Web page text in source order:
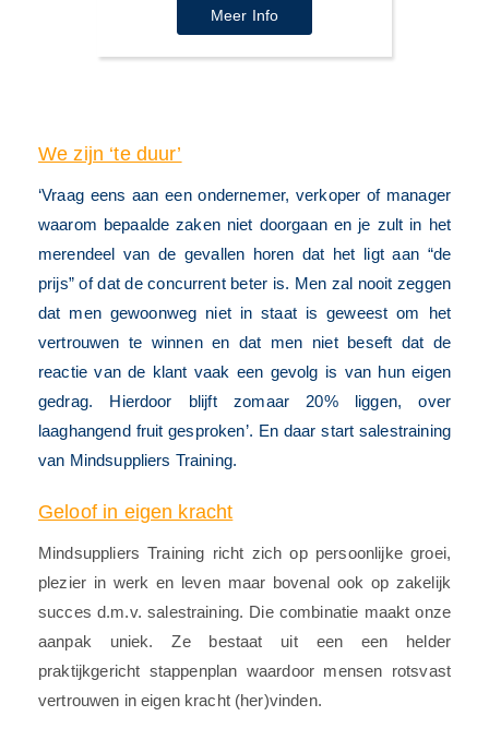
Meer Info
We zijn ‘te duur’
‘Vraag eens aan een ondernemer, verkoper of manager
waarom bepaalde zaken niet doorgaan en je zult in het
merendeel van de gevallen horen dat het ligt aan “de
prijs” of dat de concurrent beter is. Men zal nooit zeggen
dat men gewoonweg niet in staat is geweest om het
vertrouwen te winnen en dat men niet beseft dat de
reactie van de klant vaak een gevolg is van hun eigen
gedrag. Hierdoor blijft zomaar 20% liggen, over
laaghangend fruit gesproken’. En daar start salestraining
van Mindsuppliers Training.
Geloof in eigen kracht
Mindsuppliers Training richt zich op persoonlijke groei,
plezier in werk en leven maar bovenal ook op zakelijk
succes d.m.v. salestraining. Die combinatie maakt onze
aanpak uniek. Ze bestaat uit een een helder
praktijkgericht stappenplan waardoor mensen rotsvast
vertrouwen in eigen kracht (her)vinden.